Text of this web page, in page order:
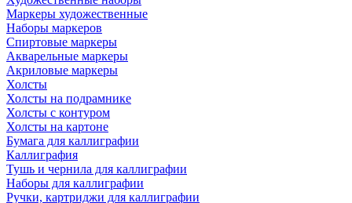
Маркеры художественные
Наборы маркеров
Спиртовые маркеры
Акварельные маркеры
Акриловые маркеры
Холсты
Холсты на подрамнике
Холсты с контуром
Холсты на картоне
Бумага для каллиграфии
Каллиграфия
Тушь и чернила для каллиграфии
Наборы для каллиграфии
Ручки, картриджи для каллиграфии